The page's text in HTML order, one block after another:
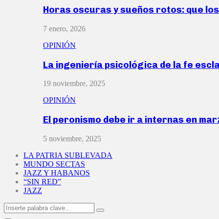
Horas oscuras y sueños rotos: que
7 enero, 2026
OPINIÓN
La ingeniería psicológica de la fe
19 noviembre, 2025
OPINIÓN
El peronismo debe ir a internas en
5 noviembre, 2025
LA PATRIA SUBLEVADA
MUNDO SECTAS
JAZZ Y HABANOS
“SIN RED”
JAZZ
Search
for:
Search